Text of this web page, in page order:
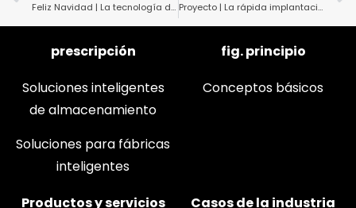
Feliz Navidad | La tecnología de Yugasum ayuda a Châteraisé a lograr la automatización el día de Navidad Proyecto | La rápida implantación permite la automatización de la fábrica de tartas Chateraise
prescripción
Soluciones inteligentes
de almacenamiento
Soluciones para fábricas
inteligentes
fig. principio
Conceptos básicos
Productos y servicios
Casos de la industria